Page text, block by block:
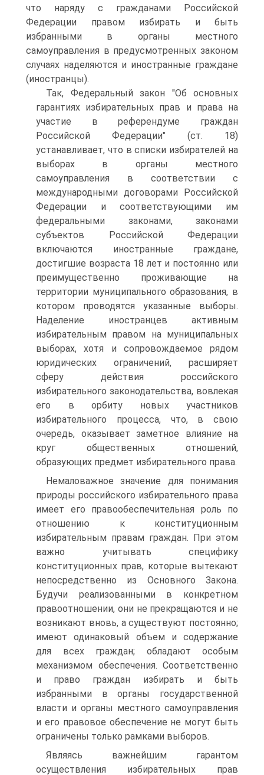
что наряду с гражданами Российской
Федерации правом избирать и быть
избранными в органы местного
самоуправления в предусмотренных законом
случаях наделяются и иностранные граждане
(иностранцы).
Так, Федеральный закон "Об основных
гарантиях избирательных прав и права на
участие в референдуме граждан
Российской Федерации" (ст. 18)
устанавливает, что в списки избирателей на
выборах в органы местного
самоуправления в соответствии с
международными договорами Российской
Федерации и соответствующими им
федеральными законами, законами
субъектов Российской Федерации
включаются иностранные граждане,
достигшие возраста 18 лет и постоянно или
преимущественно проживающие на
территории муниципального образования, в
котором проводятся указанные выборы.
Наделение иностранцев активным
избирательным правом на муниципальных
выборах, хотя и сопровождаемое рядом
юридических ограничений, расширяет
сферу действия российского
избирательного законодательства, вовлекая
его в орбиту новых участников
избирательного процесса, что, в свою
очередь, оказывает заметное влияние на
круг общественных отношений,
образующих предмет избирательного права.
Немаловажное значение для понимания
природы российского избирательного права
имеет его правообеспечительная роль по
отношению к конституционным
избирательным правам граждан. При этом
важно учитывать специфику
конституционных прав, которые вытекают
непосредственно из Основного Закона.
Будучи реализованными в конкретном
правоотношении, они не прекращаются и не
возникают вновь, а существуют постоянно;
имеют одинаковый объем и содержание
для всех граждан; обладают особым
механизмом обеспечения. Соответственно
и право граждан избирать и быть
избранными в органы государственной
власти и органы местного самоуправления
и его правовое обеспечение не могут быть
ограничены только рамками выборов.
Являясь важнейшим гарантом
осуществления избирательных прав